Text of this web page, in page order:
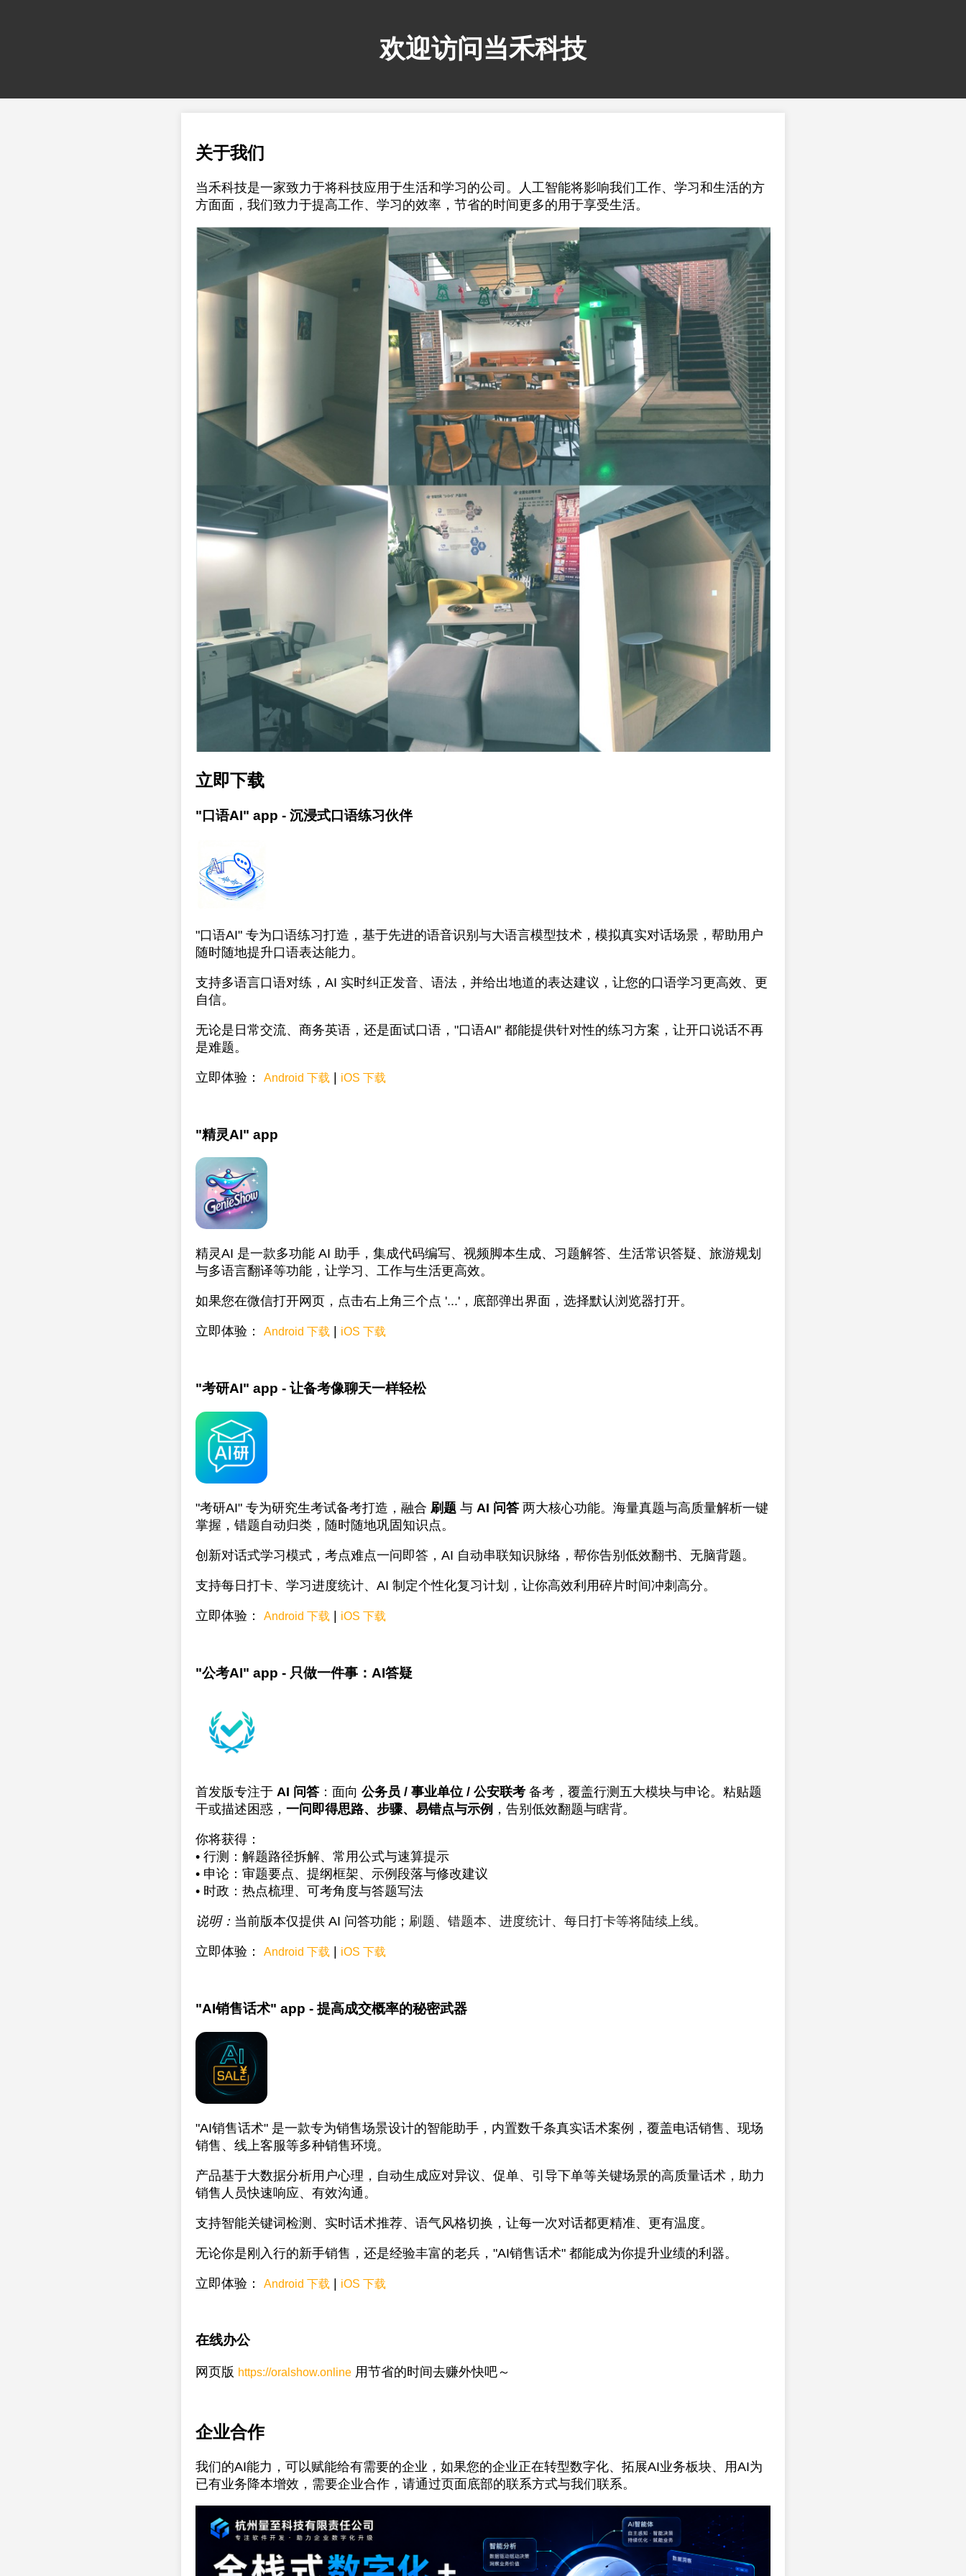
欢迎访问当禾科技
关于我们
当禾科技是一家致力于将科技应用于生活和学习的公司。人工智能将影响我们工作、学习和生活的方
方面面，我们致力于提高工作、学习的效率，节省的时间更多的用于享受生活。
立即下载
"口语AI" app - 沉浸式口语练习伙伴
"口语AI" 专为口语练习打造，基于先进的语音识别与大语言模型技术，模拟真实对话场景，帮助用户
随时随地提升口语表达能力。
支持多语言口语对练，AI 实时纠正发音、语法，并给出地道的表达建议，让您的口语学习更高效、更
自信。
无论是日常交流、商务英语，还是面试口语，"口语AI" 都能提供针对性的练习方案，让开口说话不再
是难题。
立即体验： Android 下载 | iOS 下载
"精灵AI" app
精灵AI 是一款多功能 AI 助手，集成代码编写、视频脚本生成、习题解答、生活常识答疑、旅游规划
与多语言翻译等功能，让学习、工作与生活更高效。
如果您在微信打开网页，点击右上角三个点 '...'，底部弹出界面，选择默认浏览器打开。
立即体验： Android 下载 iOS 下载
"考研AI" app - 让备考像聊天一样轻松
"考研AI" 专为研究生考试备考打造，融合 刷题 与 AI 问答两大核心功能。海量真题与高质量解析一键
掌握，错题自动归类，随时随地巩固知识点。
创新对话式学习模式，考点难点一问即答，AI 自动串联知识脉络，帮你告别低效翻书、无脑背题。
支持每日打卡、学习进度统计、AI 制定个性化复习计划，让你高效利用碎片时间冲刺高分。
立即体验： Android 下载 | iOS 下载
"公考AI" app - 只做一件事：AI答疑
首发版专注于 AI 问答：面向 公务员 / 事业单位 / 公安联考 备考，覆盖行测五大模块与申论。粘贴题
干或描述困惑， 一问即得思路、步骤、易错点与示例 ，告别低效翻题与瞎背。
你将获得：
• 行测：解题路径拆解、常用公式与速算提示
• 申论：审题要点、提纲框架、示例段落与修改建议
• 时政：热点梳理、可考角度与答题写法
说明： 当前版本仅提供 AI 问答功能； 刷题、错题本、进度统计、每日打卡等将陆续上线。
立即体验： Android 下载 iOS 下载
"AI销售话术" app - 提高成交概率的秘密武器
"AI销售话术" 是一款专为销售场景设计的智能助手，内置数千条真实话术案例，覆盖电话销售、现场
销售、线上客服等多种销售环境。
产品基于大数据分析用户心理，自动生成应对异议、促单、引导下单等关键场景的高质量话术，助力
销售人员快速响应、有效沟通。
支持智能关键词检测、实时话术推荐、语气风格切换，让每一次对话都更精准、更有温度。
无论你是刚入行的新手销售，还是经验丰富的老兵，"AI销售话术" 都能成为你提升业绩的利器。
立即体验： Android 下载 | iOS 下载
在线办公
网页版 https://oralshow.online 用节省的时间去赚外快吧～
企业合作
我们的AI能力，可以赋能给有需要的企业，如果您的企业正在转型数字化、拓展AI业务板块、用AI为
已有业务降本增效，需要企业合作，请通过页面底部的联系方式与我们联系。